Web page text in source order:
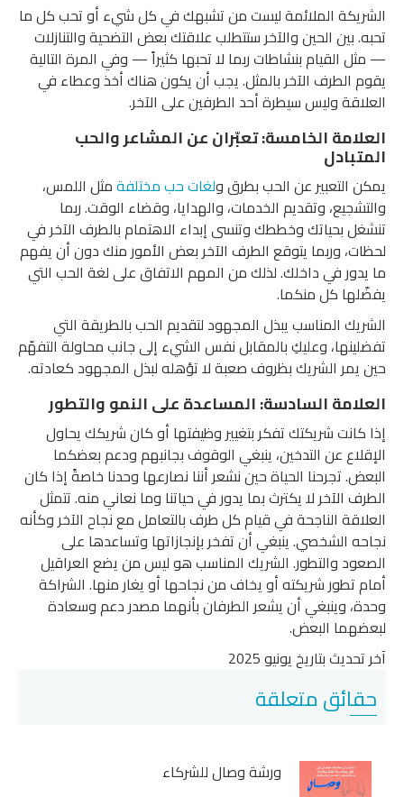
الشريكة الملائمة ليست من تشبهك في كل شيء أو تحب كل ما
تحبه. بين الحين والآخر ستتطلب علاقتك بعض التضحية والتنازلات
— مثل القيام بنشاطات ربما لا تحبها كثيراً — وفي المرة التالية
يقوم الطرف الآخر بالمثل. يجب أن يكون هناك أخذ وعطاء في
العلاقة وليس سيطرة أحد الطرفين على الآخر.
العلامة الخامسة: تعبّران عن المشاعر والحب
المتبادل
يمكن التعبير عن الحب بطرق ولغات حب مختلفةمثل اللمس،
والتشجيع، وتقديم الخدمات، والهدايا، وقضاء الوقت. ربما
تنشغل بحياتك وخططك وتنسى إبداء الاهتمام بالطرف الآخر في
لحظات، وربما يتوقع الطرف الآخر بعض الأمور منك دون أن يفهم
ما يدور في داخلك. لذلك من المهم الاتفاق على لغة الحب التي
يفضّلها كل منكما.
الشريك المناسب يبذل المجهود لتقديم الحب بالطريقة التي
تفضلينها، وعليكِ بالمقابل نفس الشيء إلى جانب محاولة التفهّم
حين يمر الشريك بظروف صعبة لا تؤهله لبذل المجهود كعادته.
العلامة السادسة: المساعدة على النمو والتطور
إذا كانت شريكتك تفكر بتغيير وظيفتها أو كان شريكك يحاول
الإقلاع عن التدخين، ينبغي الوقوف بجانبهم ودعم بعضكما
البعض. تجرحنا الحياة حين نشعر أننا نصارعها وحدنا خاصةً إذا كان
الطرف الآخر لا يكترث بما يدور في حياتنا وما نعاني منه. تتمثل
العلاقة الناجحة في قيام كل طرف بالتعامل مع نجاح الآخر وكأنه
نجاحه الشخصي. ينبغي أن تفخر بإنجازاتها وتساعدها على
الصعود والتطور. الشريك المناسب هو ليس من يضع العراقيل
أمام تطور شريكته أو يخاف من نجاحها أو يغار منها. الشراكة
وحدة، وينبغي أن يشعر الطرفان بأنهما مصدر دعم وسعادة
لبعضهما البعض.
آخر تحديث بتاريخ يونيو 2025
حقائق متعلقة
ورشة وصال للشركاء